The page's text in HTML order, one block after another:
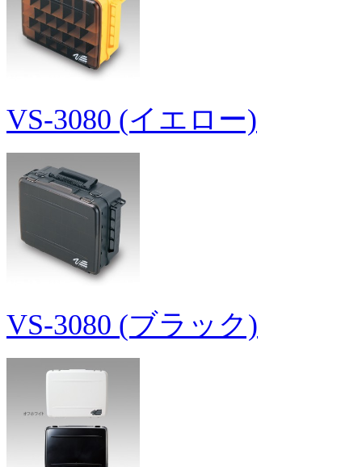
VS-3080 (イエロー)
VS-3080 (ブラック)